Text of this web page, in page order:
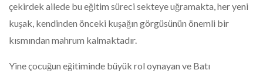
çekirdek ailede bu eğitim süreci sekteye uğramakta, her yeni
kuşak, kendinden önceki kuşağın görgüsünün önemli bir
kısmından mahrum kalmaktadır.
Yine çocuğun eğitiminde büyük rol oynayan ve Batı